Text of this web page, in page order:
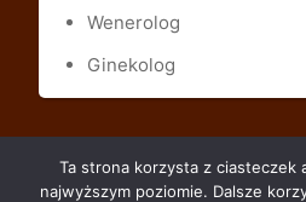
Wenerolog
Ginekolog
Alfa-Lek
Ta strona korzysta z ciasteczek
najwyższym poziomie. Dalsze